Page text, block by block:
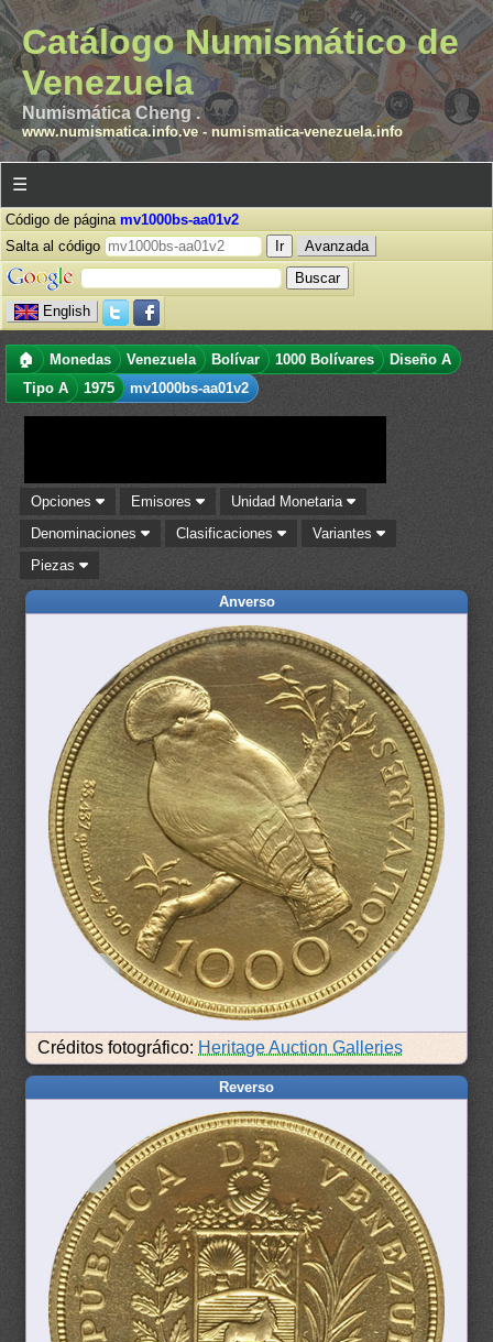
Catálogo Numismático de
Venezuela
Numismática Cheng .
www.numismatica.info.ve- numismatica-venezuela.info
☰
Código de página mv1000bs-aa01v2
Salta al código
Avanzada
English
🏠 Monedas Venezuela Bolívar 1000 Bolívares
Diseño A
Tipo A
1975 mv1000bs-aa01v2
Opciones Emisores
Unidad Monetaria
Denominaciones
Clasificaciones
Variantes
Piezas
Anverso
Créditos fotográfico: Heritage Auction Galleries
Reverso